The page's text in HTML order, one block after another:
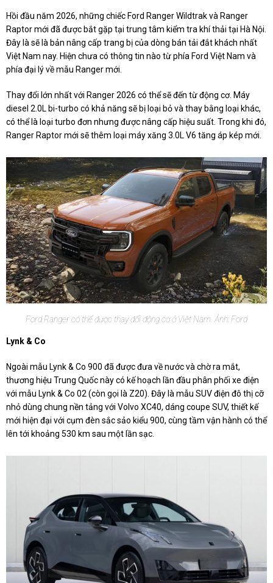
Hồi đầu năm 2026, những chiếc Ford Ranger Wildtrak và Ranger
Raptor mới đã được bắt gặp tại trung tâm kiểm tra khí thải tại Hà Nội.
Đây là sẽ là bản nâng cấp trang bị của dòng bán tải đắt khách nhất
Việt Nam nay. Hiện chưa có thông tin nào từ phía Ford Việt Nam và
phía đại lý về mẫu Ranger mới.
Thay đổi lớn nhất với Ranger 2026 có thể sẽ đến từ động cơ. Máy
diesel 2.0L bi-turbo có khả năng sẽ bị loại bỏ và thay bằng loại khác,
có thể là loại turbo đơn nhưng được nâng cấp hiệu suất. Trong khi đó,
Ranger Raptor mới sẽ thêm loại máy xăng 3.0L V6 tăng áp kép mới.
Ford Ranger có thể được thay đổi động cơ ở Việt Nam. Ảnh: Ford
Lynk & Co
Ngoài mẫu Lynk & Co 900 đã được đưa về nước và chờ ra mắt,
thương hiệu Trung Quốc này có kế hoạch lần đầu phân phối xe điện
với mẫu Lynk & Co 02 (còn gọi là Z20). Đây là mẫu SUV điện đô thị cỡ
nhỏ dùng chung nền tảng với Volvo XC40, dáng coupe SUV, thiết kế
mới hiện đại với cụm đèn sắc sảo kiểu 900, cùng tầm vận hành có thể
lên tới khoảng 530 km sau một lần sạc.